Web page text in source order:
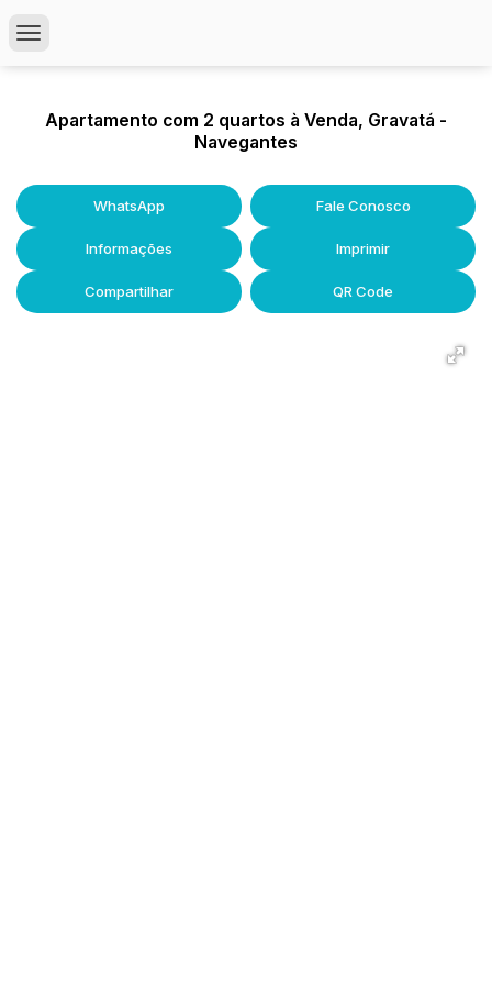
Apartamento com 2 quartos à Venda, Gravatá -
Navegantes
WhatsApp Fale Conosco
Informações Imprimir
Compartilhar QR Code